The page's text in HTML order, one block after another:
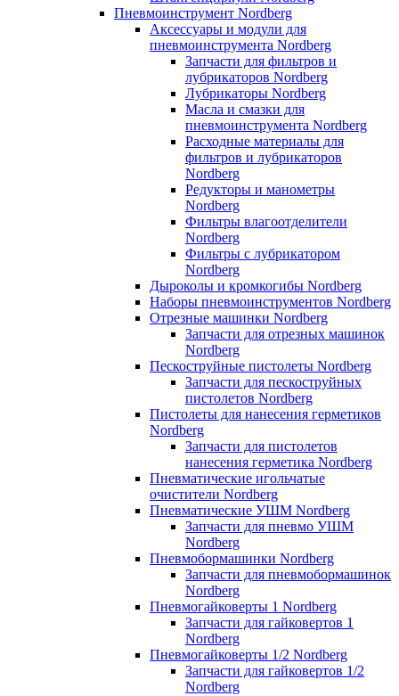
Пневмоинструмент Nordberg
Аксессуары и модули для
пневмоинструмента Nordberg
Запчасти для фильтров и
лубрикаторов Nordberg
Лубрикаторы Nordberg
Масла и смазки для
пневмоинструмента Nordberg
Расходные материалы для
фильтров и лубрикаторов
Nordberg
Редукторы и манометры
Nordberg
Фильтры влагоотделители
Nordberg
Фильтры с лубрикатором
Nordberg
Дыроколы и кромкогибы Nordberg
Наборы пневмоинструментов Nordberg
Отрезные машинки Nordberg
Запчасти для отрезных машинок
Nordberg
Пескоструйные пистолеты Nordberg
Запчасти для пескоструйных
пистолетов Nordberg
Пистолеты для нанесения герметиков
Nordberg
Запчасти для пистолетов
нанесения герметика Nordberg
Пневматические игольчатые
очистители Nordberg
Пневматические УШМ Nordberg
Запчасти для пневмо УШМ
Nordberg
Пневмобормашинки Nordberg
Запчасти для пневмобормашинок
Nordberg
Пневмогайковерты 1 Nordberg
Запчасти для гайковертов 1
Nordberg
Пневмогайковерты 1/2 Nordberg
Запчасти для гайковертов 1/2
Nordberg